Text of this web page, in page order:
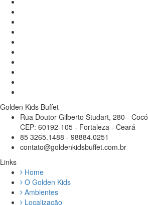
Golden Kids Buffet
Rua Doutor Gilberto Studart, 280 - Cocó
CEP: 60192-105 - Fortaleza - Ceará
85 3265.1488 - 98884.0251
contato@goldenkidsbuffet.com.br
Links
Home
O Golden Kids
Ambientes
Localização